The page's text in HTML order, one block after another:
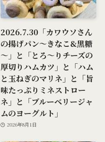
2026.7.30「カワウソさん
の揚げパン～きなこ&黒糖
～」と「とろ～りチーズの
厚切りハムカツ」と「ハム
と玉ねぎのマリネ」と「旨
味たっぷりミネストロー
ネ」と「ブルーベリージャ
ムのヨーグルト」
2026年8月1日